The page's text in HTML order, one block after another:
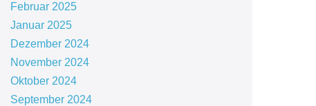
Februar 2025
Januar 2025
Dezember 2024
November 2024
Oktober 2024
September 2024